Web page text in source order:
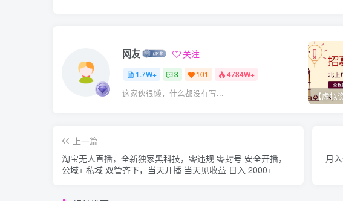
网友 关注
1.7W+ 3 101 4784W+
这家伙很懒，什么都没有写...
上一篇
淘宝无人直播，全新独家黑科技，零违规 零封号 安全开播，
公域+ 私域 双管齐下，当天开播 当天见收益 日入 2000+
月